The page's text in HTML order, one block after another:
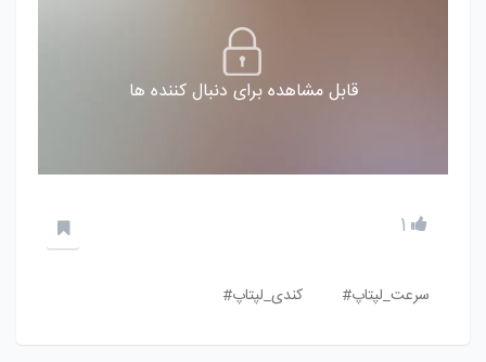
قابل مشاهده برای دنبال کننده ها
1
سرعت_لپتاپ# کندی_لپتاپ#